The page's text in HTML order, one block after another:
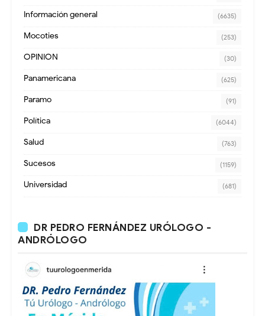
Información general (6635)
Mocoties (253)
OPINION (30)
Panamericana (625)
Paramo (91)
Política (6044)
Salud (763)
Sucesos (1159)
Universidad (681)
DR PEDRO FERNÁNDEZ URÓLOGO -
ANDRÓLOGO